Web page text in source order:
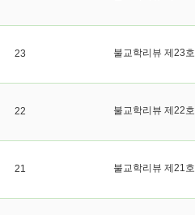
23 불교학리뷰 제23호
22 불교학리뷰 제22호
21 불교학리뷰 제21호